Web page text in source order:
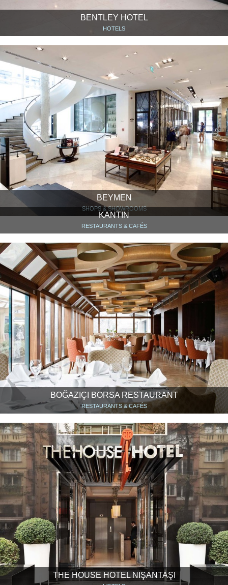
BENTLEY HOTEL
HOTELS
BEYMEN
SHOPS & SHOWROOMS
KANTIN
RESTAURANTS & CAFÉS
BOĞAZIÇI BORSA RESTAURANT
RESTAURANTS & CAFÉS
THE HOUSE HOTEL NIŞANTAŞI